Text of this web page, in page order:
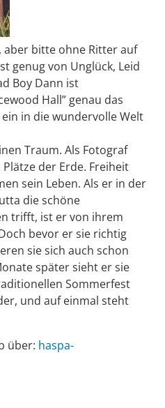
aber bitte ohne Ritter auf
genug von Unglück, Leid
Boy Dann ist
Hall” genau das
in die wundervolle Welt
Traum. Als Fotograf
der Erde. Freiheit
sein Leben. Als er in der
die schöne
trifft, ist er von ihrem
bevor er sie richtig
sie sich auch schon
später sieht er sie
Sommerfest
und auf einmal steht
über: haspa-